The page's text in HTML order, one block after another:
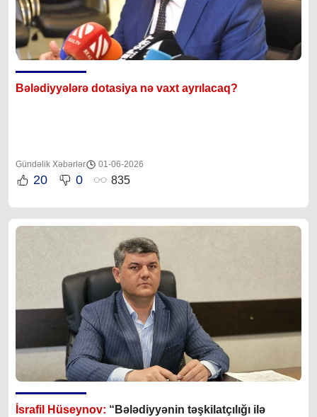
Bələdiyyələrə dotasiya nə vaxt ayrılacaq?
Gündəlik Xəbərlər 01-06-2026
20 0 835
İsrafil Hüseynov: “Bələdiyyənin təşkilatçılığı ilə